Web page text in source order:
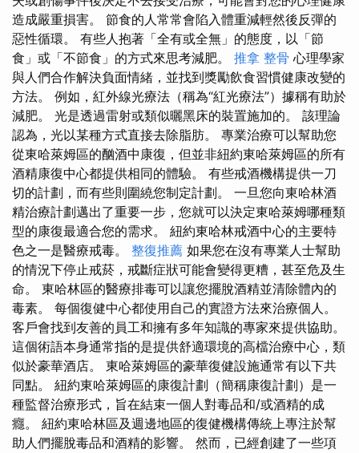
造成嚴重損害。 節食的人常常會陷入體重減輕然後反彈的
惡性循環。 有些人抱著「全有或全無」的態度，以「節
食」或「不節食」的方式來思考減肥。 推拿 整骨 心理學家
與人們合作解決負面情緒，並找到獎勵飲食習慣健康改變的
方法。 例如，紅外線光療法（稱為“紅光療法”）據稱有助於
減肥。 光是透過雷射或類似曬黑床的裝置施加的。 該理論
認為，光以某種方式直接去除脂肪。 專業治療可以幫助您
從東哈萊姆區的酗酒中康復，但並非紐約東哈萊姆區的所有
酒精康復中心都提供相同的體驗。 有些戒酒機構提供一刀
切的計劃，而有些則圍繞您制定計劃。 一旦您向東哈林酒
精治療計劃邁出了重要一步，您就可以決定東哈萊姆哪種類
型的康復最適合您的需求。 紐約東哈林戒酒中心的主要特
色之一是醫療戒毒。 整復推薦 如果您在沒有專業人士幫助
的情況下停止戒菸，戒斷症狀可能會變得更糟，甚至危及生
命。 東哈林區的醫療排毒可以讓您擺脫酒精並清除體內的
毒素。 每個復健中心都使用自己的實證方法來治療個人。
客戶會找到友善的員工和擁有多年知識的專家來提供協助。
這個術語本身通常指的是提供舒適環境的高檔治療中心，類
似於豪華酒店。 東哈萊姆區的豪華復健設施通常有以下共
同點。 紐約東哈萊姆區的康復計劃（簡稱康復計劃）是一
種監督治療形式，旨在結束一個人對毒品和/或酒精的成
癮。 紐約東哈林區及週邊地區的復健機構傳統上專注於幫
助人們擺脫毒品和酒精的影響。 然而，已經創建了一些項